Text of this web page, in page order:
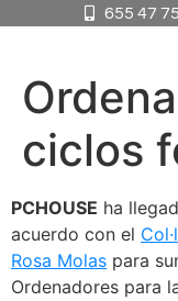
655 47
ciclos
PCHOUSE ha
acuerdo con el
Rosa Molas para
Ordenadores para